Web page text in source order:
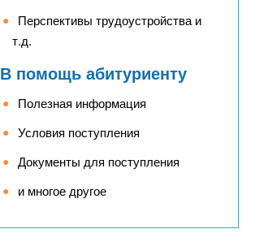
Перспективы трудоустройства и
т.д.
В помощь абитуриенту
Полезная информация
Условия поступления
Документы для поступления
и многое другое